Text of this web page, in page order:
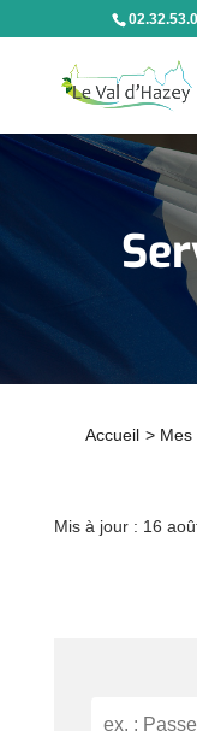
Accueil > Mes
Mis à jour : 16